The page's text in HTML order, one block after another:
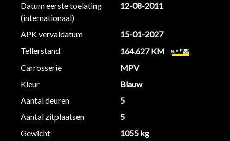
informatie in deze advertentie correct weer te geven.
Er kunnen echter geen rechten worden ontleend aan
de verstrekte informatie in de advertentie. Vertrouw
zelf de zaken welke voor jou belangrijk zijn en je
beslissing zouden kunnen beïnvloeden. Neem contact
op met de verkoper voor aanvullende vragen.
Datum eerste toelating
(internationaal)
12-08-2011
APK vervaldatum
15-01-2027
Tellerstand
164.627 KM
Carrosserie
MPV
Kleur
Blauw
Aantal deuren
5
Aantal zitplaatsen
5
Gewicht
1055 kg